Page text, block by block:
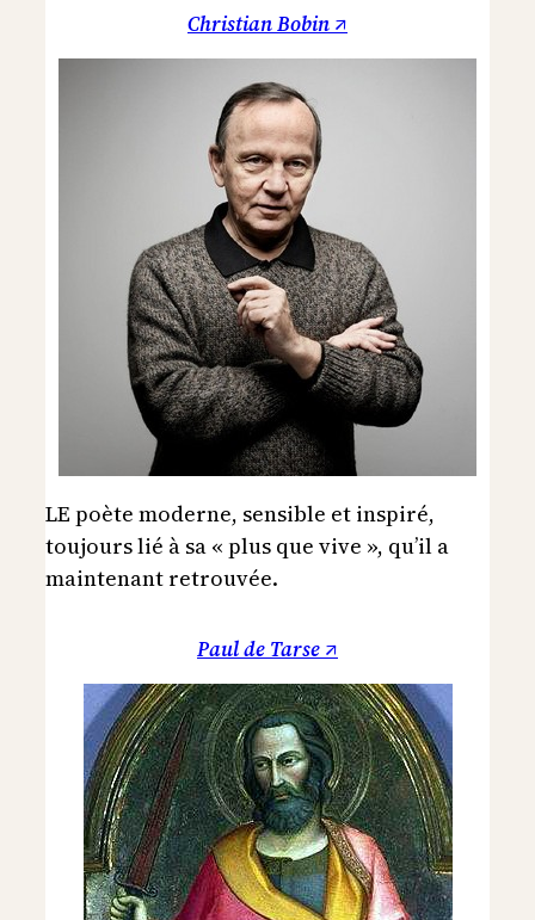
Christian Bobin ↗
LE poète moderne, sensible et inspiré,
toujours lié à sa « plus que vive », qu’il a
maintenant retrouvée.
Paul de Tarse ↗